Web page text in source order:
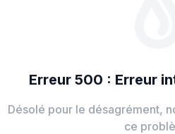
Erreur 500 : Erreur
Désolé pour le désagrément,
ce